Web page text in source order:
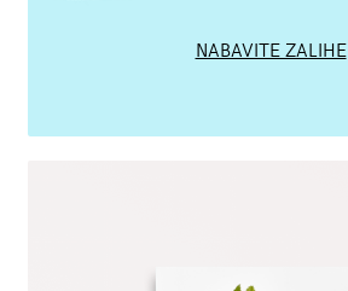
NABAVITE ZALIHE